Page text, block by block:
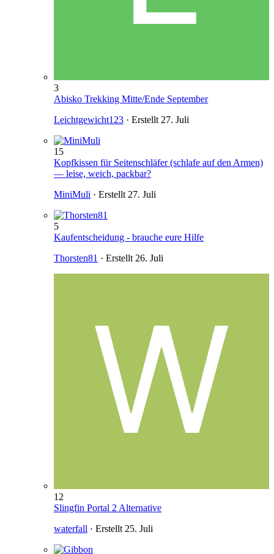
3
Abisko Trekking Mitte/Ende September
Leichtgewicht123 · Erstellt 27. Juli
15
Kopfkissen für Seitenschläfer (schlafe auf den Armen)
— leise, weich, packbar?
MiniMuli · Erstellt 27. Juli
5
Kaufentscheidung - brauche eure Hilfe
Thorsten81 · Erstellt 26. Juli
12
Slingfin Portal 2 Alternative
waterfall · Erstellt 25. Juli